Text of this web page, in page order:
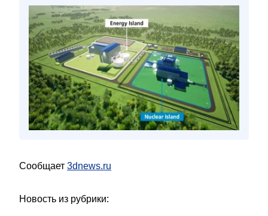
Сообщает 3dnews.ru
Новость из рубрики: